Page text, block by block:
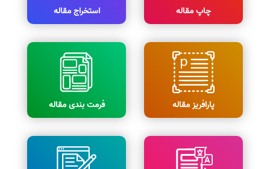
چاپ مقاله استخراج مقاله
پارافریز مقاله فرمت بندی مقاله